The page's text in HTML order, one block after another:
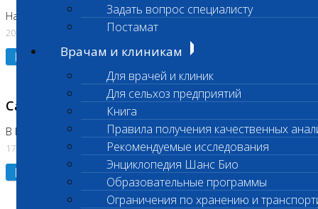
Задать вопрос специалисту
Постамат
Врачам и клиникам
Для врачей и клиник
Для сельхоз предприятий
Книга
Правила получения качественных
Рекомендуемые исследования
Энциклопедия Шанс Био
Образовательные программы
Ограничения по хранению и
На Нагорной
20.07.2026
Подробнее
Санитарный день
В Бутово
17.07.2026
Подробнее